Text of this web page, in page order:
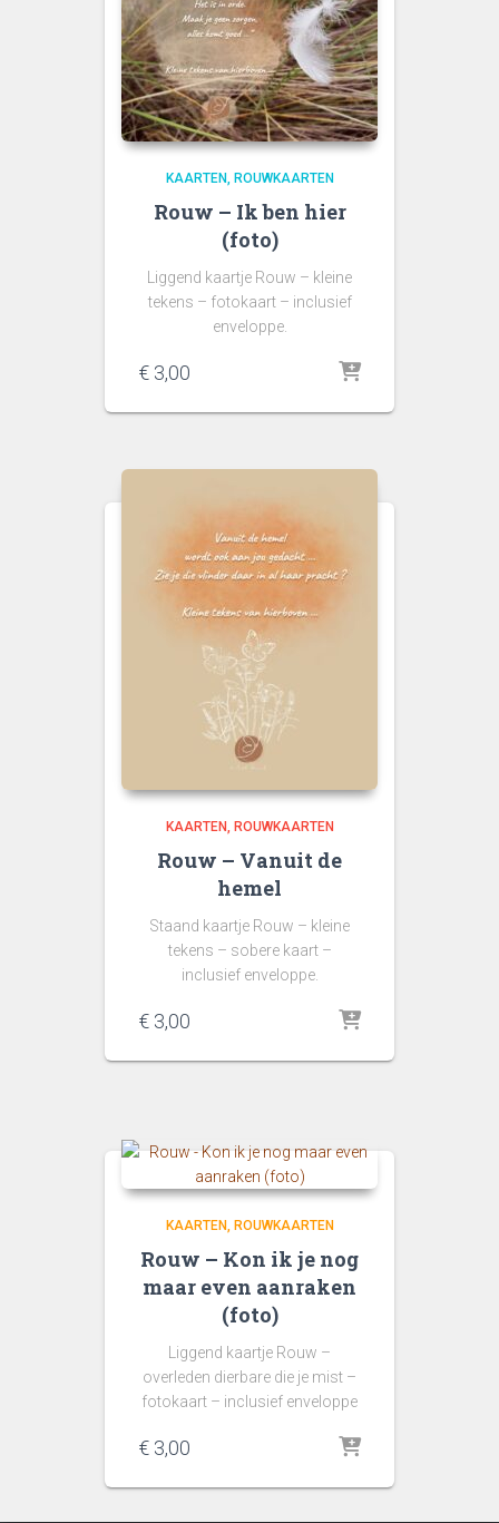
KAARTEN ROUWKAARTEN
Rouw – Ik ben hier
(foto)
Liggend kaartje Rouw – kleine
tekens – fotokaart – inclusief
enveloppe.
€ 3,00
KAARTEN ROUWKAARTEN
Rouw – Vanuit de
hemel
Staand kaartje Rouw – kleine
tekens – sobere kaart –
inclusief enveloppe.
€ 3,00
KAARTEN ROUWKAARTEN
Rouw – Kon ik je nog
maar even aanraken
(foto)
Liggend kaartje Rouw –
overleden dierbare die je mist –
fotokaart – inclusief enveloppe
€ 3,00